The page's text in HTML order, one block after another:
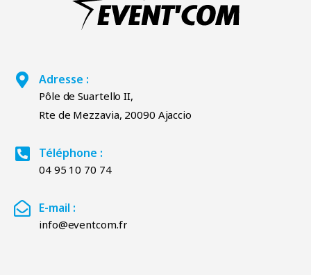
Adresse :
Pôle de Suartello II,
Rte de Mezzavia, 20090 Ajaccio
Téléphone :
04 95 10 70 74
E-mail :
info@eventcom.fr